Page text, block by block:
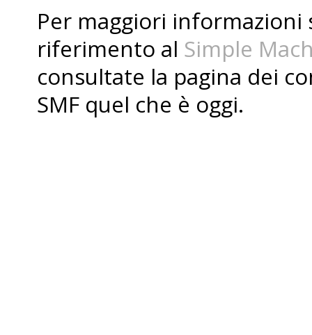
Per maggiori informazioni
riferimento al Simple
consultate la pagina dei
SMF quel che è oggi.